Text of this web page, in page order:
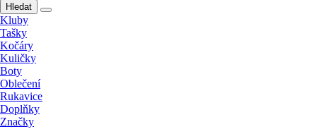
Hledat
Kluby
Tašky
Kočáry
Kuličky
Boty
Oblečení
Rukavice
Doplňky
Značky